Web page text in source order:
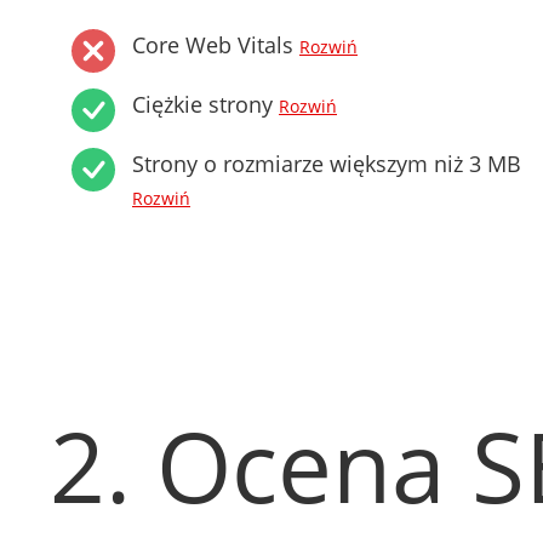
Core Web Vitals Rozwiń
Ciężkie strony Rozwiń
Strony o rozmiarze większym niż 3 MB
Rozwiń
2. Ocena